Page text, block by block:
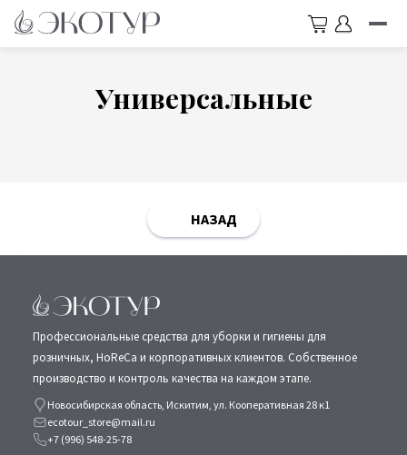
Универсальные
НАЗАД
Профессиональные средства для уборки и гигиены для
розничных, HoReCa и корпоративных клиентов. Собственное
производство и контроль качества на каждом этапе.
Новосибирская область, Искитим, ул. Кооперативная 28 к1
ecotour_store@mail.ru
+7 (996) 548-25-78